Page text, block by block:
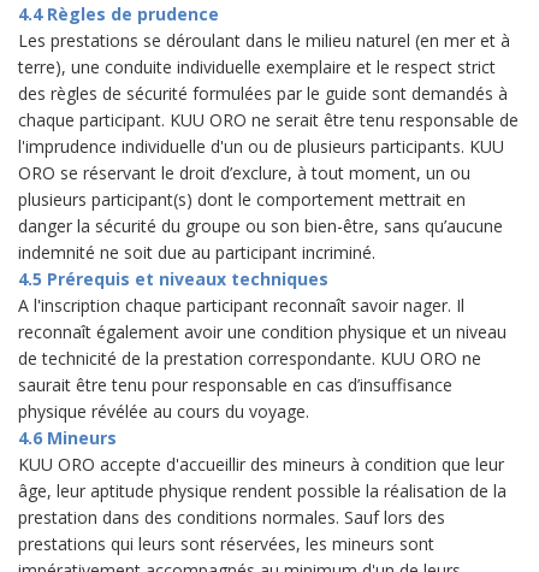
4.4 Règles de prudence
Les prestations se déroulant dans le milieu naturel (en mer et à
terre), une conduite individuelle exemplaire et le respect strict
des règles de sécurité formulées par le guide sont demandés à
chaque participant. KUU ORO ne serait être tenu responsable de
l'imprudence individuelle d'un ou de plusieurs participants. KUU
ORO se réservant le droit d’exclure, à tout moment, un ou
plusieurs participant(s) dont le comportement mettrait en
danger la sécurité du groupe ou son bien-être, sans qu’aucune
indemnité ne soit due au participant incriminé.
4.5 Prérequis et niveaux techniques
A l'inscription chaque participant reconnaît savoir nager. Il
reconnaît également avoir une condition physique et un niveau
de technicité de la prestation correspondante. KUU ORO ne
saurait être tenu pour responsable en cas d’insuffisance
physique révélée au cours du voyage.
4.6 Mineurs
KUU ORO accepte d'accueillir des mineurs à condition que leur
âge, leur aptitude physique rendent possible la réalisation de la
prestation dans des conditions normales. Sauf lors des
prestations qui leurs sont réservées, les mineurs sont